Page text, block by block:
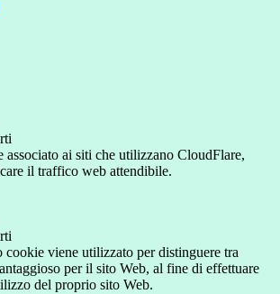
associato ai siti che utilizzano CloudFlare,
il traffico web attendibile.
cookie viene utilizzato per distinguere tra
per il sito Web, al fine di effettuare
del proprio sito Web.